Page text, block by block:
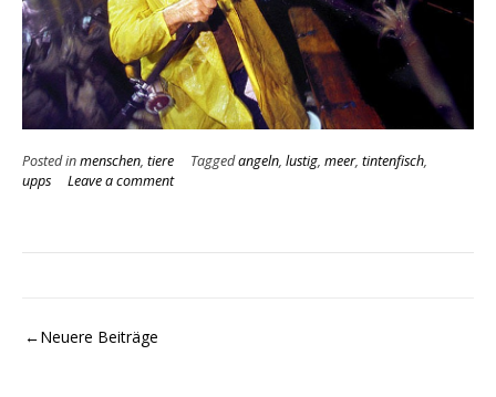
Posted inmenschen, tiere Taggedangeln, lustig, meer, tintenfisch,
upps
Leave a comment
Neuere Beiträge